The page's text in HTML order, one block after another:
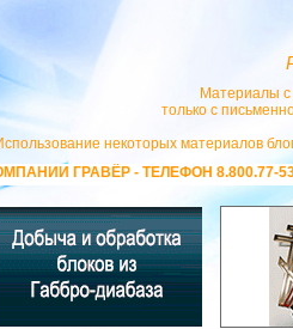
Материалы с
только с
некоторых материалов
- ТЕЛЕФОН 8.800.77-53-440, САЙТ